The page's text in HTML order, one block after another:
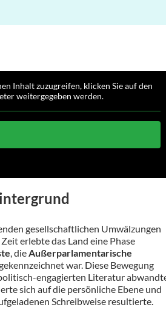
Inhalt zuzugreifen, klicken Sie auf den
weitergegeben werden.
gesellschaftlichen Umwälzungen
erlebte das Land eine Phase
, dieAußerparlamentarische
war. Diese Bewegung
engagierten Literatur
sich auf die persönliche Ebene und
Schreibweise resultierte.